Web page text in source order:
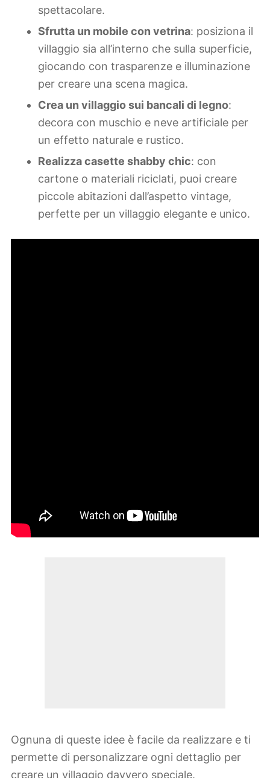
spettacolare.
Sfrutta un mobile con vetrina: posiziona il
villaggio sia all’interno che sulla superficie,
giocando con trasparenze e illuminazione
per creare una scena magica.
Crea un villaggio sui bancali di legno:
decora con muschio e neve artificiale per
un effetto naturale e rustico.
Realizza casette shabby chic: con
cartone o materiali riciclati, puoi creare
piccole abitazioni dall’aspetto vintage,
perfette per un villaggio elegante e unico.
Ognuna di queste idee è facile da realizzare e ti
permette di personalizzare ogni dettaglio per
creare un villaggio davvero speciale.